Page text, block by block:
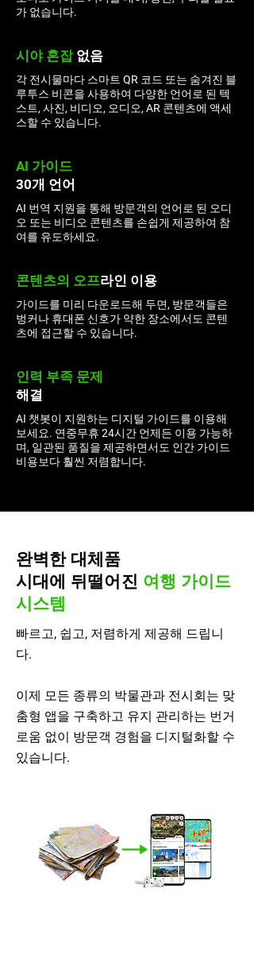
가 없습니다.
시야 혼잡 없음
각 전시물마다 스마트 QR 코드 또는 숨겨진 블
루투스 비콘을 사용하여 다양한 언어로 된 텍
스트, 사진, 비디오, 오디오, AR 콘텐츠에 액세
스할 수 있습니다.
AI 가이드
30개 언어
AI 번역 지원을 통해 방문객의 언어로 된 오디
오 또는 비디오 콘텐츠를 손쉽게 제공하여 참
여를 유도하세요.
콘텐츠의 오프라인 이용
가이드를 미리 다운로드해 두면, 방문객들은
벙커나 휴대폰 신호가 약한 장소에서도 콘텐
츠에 접근할 수 있습니다.
인력 부족 문제
해결
AI 챗봇이 지원하는 디지털 가이드를 이용해
보세요. 연중무휴 24시간 언제든 이용 가능하
며, 일관된 품질을 제공하면서도 인간 가이드
비용보다 훨씬 저렴합니다.
완벽한 대체품
시대에 뒤떨어진 여행 가이드
시스템
빠르고, 쉽고, 저렴하게 제공해 드립니
다.
이제 모든 종류의 박물관과 전시회는 맞
춤형 앱을 구축하고 유지 관리하는 번거
로움 없이 방문객 경험을 디지털화할 수
있습니다.